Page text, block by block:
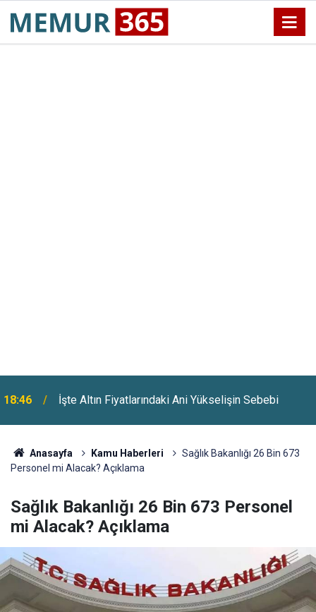
18:46 İşte Altın Fiyatlarındaki Ani Yükselişin Sebebi
Anasayfa Kamu Haberleri
Sağlık Bakanlığı 26 Bin 673
Personel mi Alacak? Açıklama
Sağlık Bakanlığı 26 Bin 673 Personel
mi Alacak? Açıklama